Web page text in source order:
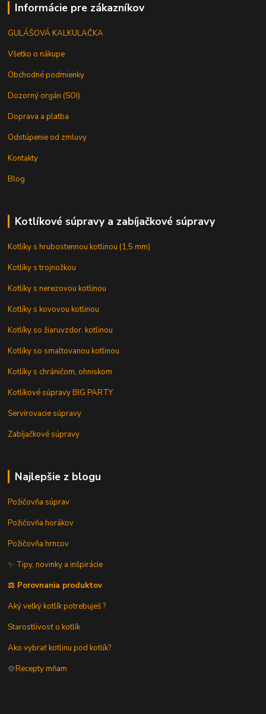
Informácie pre zákazníkov
GULÁŠOVÁ KALKULAČKA
Všetko o nákupe
Obchodné podmienky
Dozorný orgán (SOI)
Doprava a platba
Odstúpenie od zmluvy
Kontakty
Blog
Kotlíkové súpravy a zabíjačkové súpravy
Kotlíky s hrubostennou kotlinou (1,5 mm)
Kotlíky s trojnožkou
Kotlíky s nerezovou kotlinou
Kotlíky s kovovou kotlinou
Kotlíky so žiaruvzdor. kotlinou
Kotlíky so smaltovanou kotlinou
Kotlíky s chráničom, ohniskom
Kotlíkové súpravy BIG PARTY
Servírovacie súpravy
Zabíjačkové súpravy
Najlepšie z blogu
Požičovňa súprav
Požičovňa horákov
Požičovňa hrncov
✨ Tipy, novinky a inšpirácie
⚖️ Porovnania produktov
Aký veľký kotlík potrebuješ ?
Starostlivosť o kotlík
Ako vybrať kotlinu pod kotlík?
🍲Recepty mňam